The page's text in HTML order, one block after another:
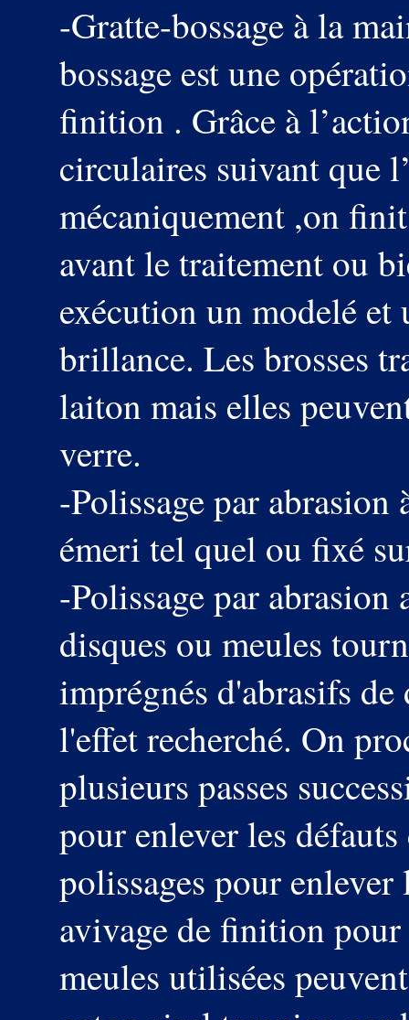
-Gratte-bossage à la
bossage est une
finition . Grâce à
circulaires suivant que
mécaniquement ,on
avant le traitement ou
exécution un modelé
brillance. Les brosses
laiton mais elles
verre.
-Polissage par
émeri tel quel ou fixé
-Polissage par
disques ou meules
imprégnés d'abrasifs
l'effet recherché. On
plusieurs passes
pour enlever les
polissages pour
avivage de finition
meules utilisées